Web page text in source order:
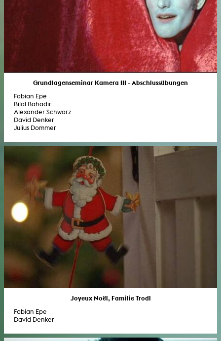
Grundlagenseminar Kamera III - Abschlussübungen
Fabian Epe
Bilal Bahadir
Alexander Schwarz
David Denker
Julius Dommer
Joyeux Noël, Familie Trodl
Fabian Epe
David Denker